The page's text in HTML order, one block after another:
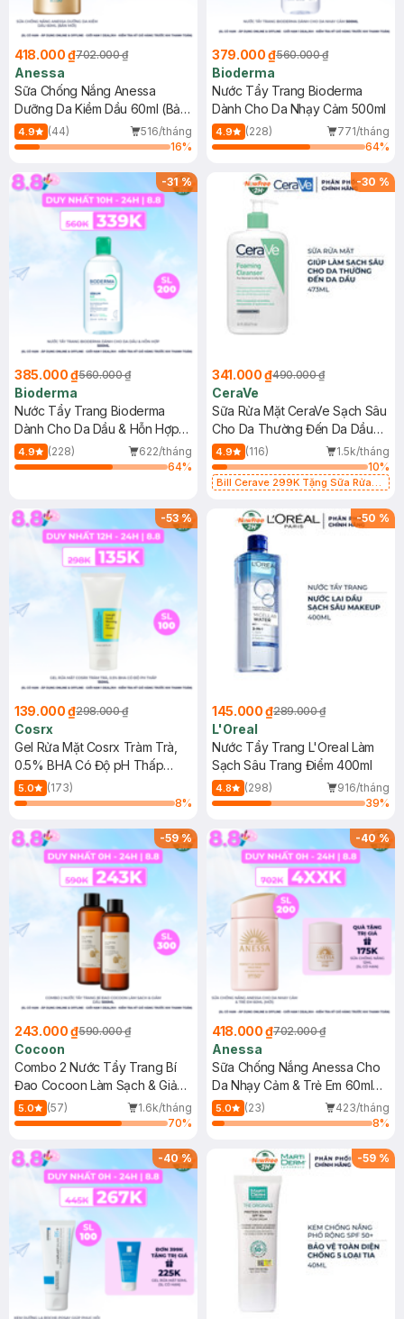
418.000 ₫702.000 ₫
Anessa
Sữa Chống Nắng Anessa
Dưỡng Da Kiềm Dầu 60ml (Bản
Mới)
4.9 (44)
516/tháng
16%
379.000 ₫560.000 ₫
Bioderma
Nước Tẩy Trang Bioderma
Dành Cho Da Nhạy Cảm 500ml
4.9 (228)
771/tháng
64%
-31%
385.000 ₫560.000 ₫
Bioderma
Nước Tẩy Trang Bioderma
Dành Cho Da Dầu & Hỗn Hợp
500ml
4.9 (228)
622/tháng
64%
-30 %
341.000 ₫490.000 ₫
CeraVe
Sữa Rửa Mặt CeraVe Sạch Sâu
Cho Da Thường Đến Da Dầu
473ml
4.9 (116)
1.5k/tháng
10%
Bill Cerave 299K Tặng Sữa Rửa
-53%
139.000 ₫298.000 ₫
Cosrx
Gel Rửa Mặt Cosrx Tràm Trà,
0.5% BHA Có Độ pH Thấp
150ml
5.0
(173)
8%
-50 %
145.000 ₫289.000 ₫
L'Oreal
Nước Tẩy Trang L'Oreal Làm
Sạch Sâu Trang Điểm 400ml
4.8 (298)
916/tháng
39%
-59%
243.000 ₫590.000 ₫
Cocoon
Combo 2 Nước Tẩy Trang Bí
Đao Cocoon Làm Sạch & Giảm
Dầu 500ml
5.0 (57)
1.6k/tháng
70%
-40%
418.000 ₫702.000 ₫
Anessa
Sữa Chống Nắng Anessa Cho
Da Nhạy Cảm & Trẻ Em 60ml
(Mới)
5.0 (23)
423/tháng
8%
-40% -59 %